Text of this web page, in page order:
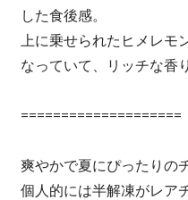
した食後感。
上に乗せられたヒメレモ
なっていて、リッチな香
====================
爽やかで夏にぴったりの
個人的には半解凍がレア